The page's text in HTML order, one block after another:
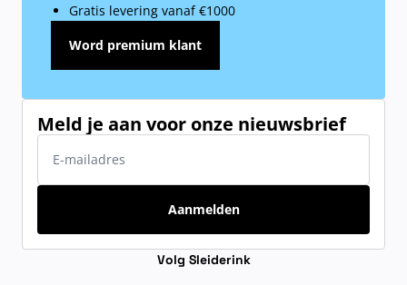
Gratis levering vanaf €1000
Word premium klant
Meld je aan voor onze nieuwsbrief
Aanmelden
Volg Sleiderink